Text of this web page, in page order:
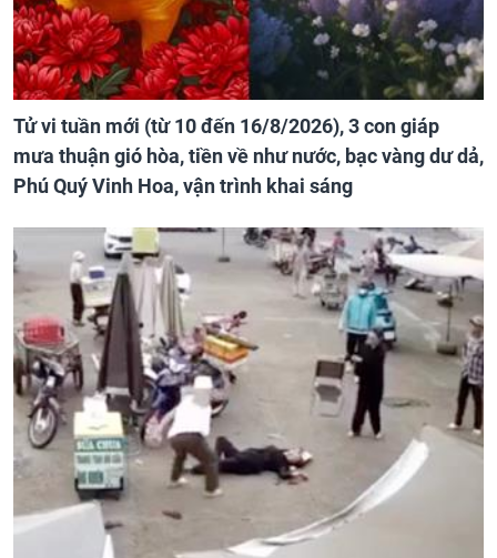
Tử vi tuần mới (từ 10 đến 16/8/2026), 3 con giáp
mưa thuận gió hòa, tiền về như nước, bạc vàng dư dả,
Phú Quý Vinh Hoa, vận trình khai sáng